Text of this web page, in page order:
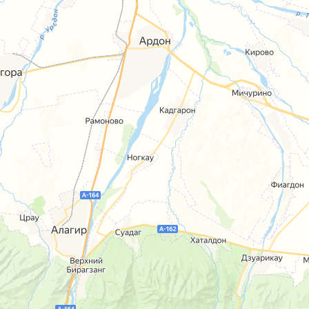
Быстрый поиск
Автослесарь
Официант
Бухгалтер
Охранник
Водитель
Повар
Врач
Продавец
Горничная
Рабочий
Руководитель
Инженер
Строитель
Курьер
Уборщик
Менеджер
Юрист